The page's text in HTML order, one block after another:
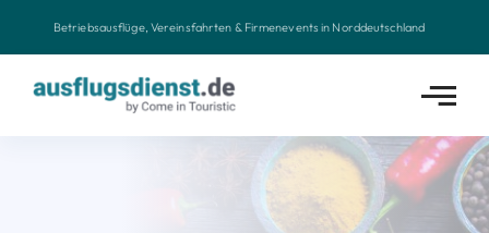
springen
Betriebsausflüge, Vereinsfahrten & Firmenevents in Norddeutschland